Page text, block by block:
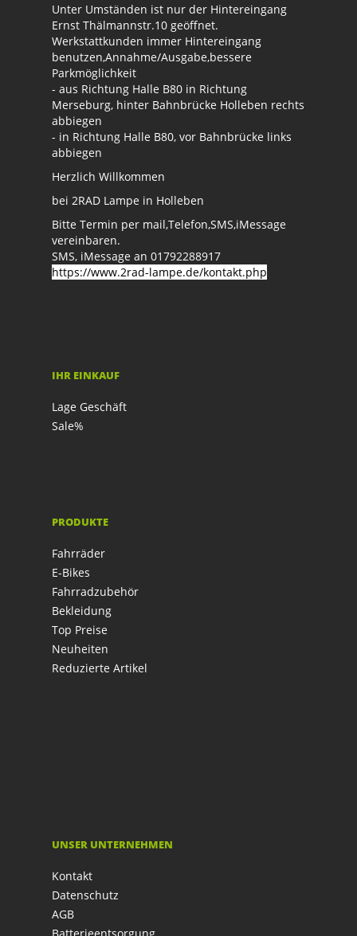
Unter Umständen ist nur der Hintereingang
Ernst Thälmannstr.10 geöffnet.
Werkstattkunden immer Hintereingang
benutzen,Annahme/Ausgabe,bessere
Parkmöglichkeit
- aus Richtung Halle B80 in Richtung
Merseburg, hinter Bahnbrücke Holleben rechts
abbiegen
- in Richtung Halle B80, vor Bahnbrücke links
abbiegen
Herzlich Willkommen
bei 2RAD Lampe in Holleben
Bitte Termin per mail,Telefon,SMS,iMessage
vereinbaren.
SMS, iMessage an 01792288917
https://www.2rad-lampe.de/kontakt.php
IHR EINKAUF
Lage Geschäft
Sale%
PRODUKTE
Fahrräder
E-Bikes
Fahrradzubehör
Bekleidung
Top Preise
Neuheiten
Reduzierte Artikel
UNSER UNTERNEHMEN
Kontakt
Datenschutz
AGB
Batterieentsorgung